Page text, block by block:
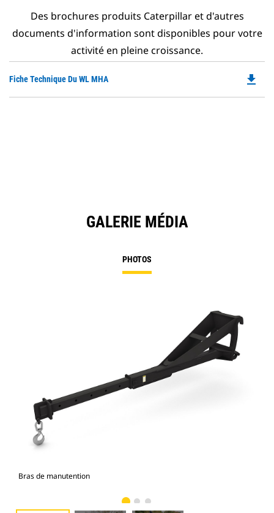
Des brochures produits Caterpillar et d'autres
documents d'information sont disponibles pour votre
activité en pleine croissance.
Fiche Technique Du WL MHA file_download
GALERIE MÉDIA
PHOTOS
Bras de manutention